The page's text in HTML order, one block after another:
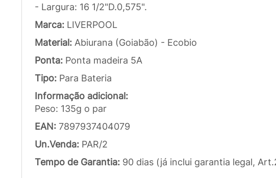
- Largura: 16 1/2"D.0,575".
Marca: LIVERPOOL
Material: Abiurana (Goiabão) - Ecobio
Ponta: Ponta madeira 5A
Tipo: Para Bateria
Informação adicional:
Peso: 135g o par
EAN: 7897937404079
Un.Venda: PAR/2
Tempo de Garantia: 90 dias (já inclui garantia legal,